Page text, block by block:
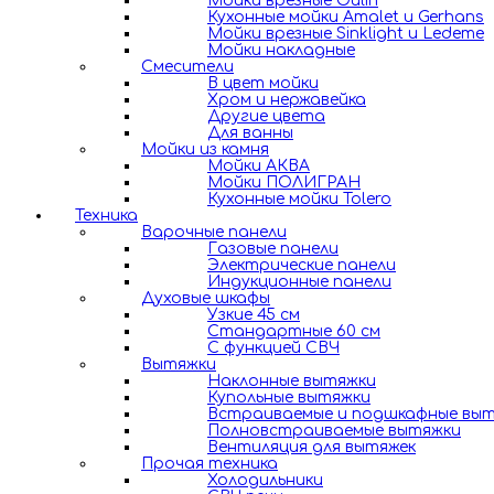
Кухонные мойки Amalet и Gerhans
Мойки врезные Sinklight и Ledeme
Мойки накладные
Смесители
В цвет мойки
Хром и нержавейка
Другие цвета
Для ванны
Мойки из камня
Мойки АКВА
Мойки ПОЛИГРАН
Кухонные мойки Tolero
Техника
Варочные панели
Газовые панели
Электрические панели
Индукционные панели
Духовые шкафы
Узкие 45 см
Стандартные 60 см
С функцией СВЧ
Вытяжки
Наклонные вытяжки
Купольные вытяжки
Встраиваемые и подшкафные
Полновстраиваемые вытяжки
Вентиляция для вытяжек
Прочая техника
Холодильники